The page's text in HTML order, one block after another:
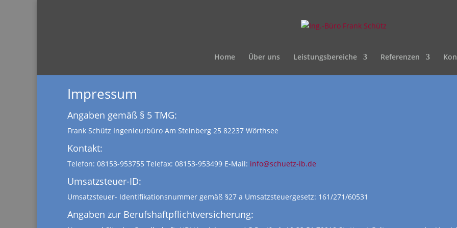
Home Über uns Leistungsbereiche Referenzen
Impressum
Angaben gemäß § 5 TMG:
Frank Schütz Ingenieurbüro Am Steinberg 25 82237 Wörthsee
Kontakt:
Telefon: 08153-953755 Telefax: 08153-953499 E-Mail: info@schuetz-ib.de
Umsatzsteuer-ID:
Umsatzsteuer- Identifikationsnummer gemäß §27 a Umsatzsteuergesetz: 161/271/60531
Angaben zur Berufshaftpflichtversicherung: